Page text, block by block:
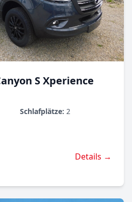
S Xperience
Schlafplätze: 2
Details →